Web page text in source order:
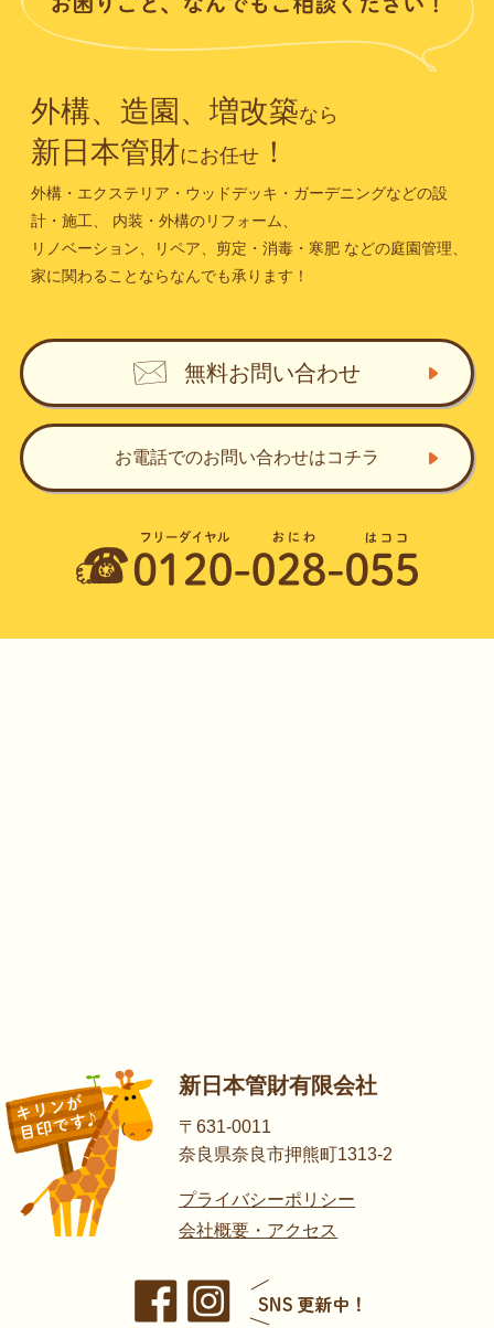
外構、造園、増改築なら
新日本管財にお任せ！
外構・エクステリア・ウッドデッキ・ガーデニングなどの設
計・施工、
内装・外構のリフォーム、
リノベーション、リペア、剪定・消毒・寒肥などの庭園管理、
家に関わることならなんでも承ります！
無料お問い合わせ
お電話でのお問い合わせはコチラ
新日本管財有限会社
〒631-0011
奈良県奈良市押熊町1313-2
プライバシーポリシー
会社概要・アクセス